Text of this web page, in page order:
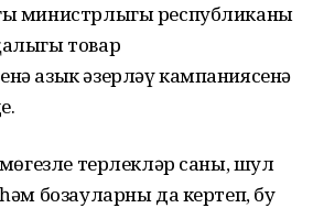
министрлыгы республиканың
товар
азык әзерләү кампаниясенә
терлекләр саны, шул
бозауларны да кертеп, бу